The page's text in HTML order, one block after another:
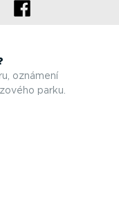
oznámení
parku.